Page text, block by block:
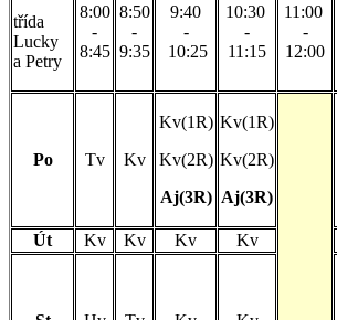
třída
Lucky
a Petry
8:00
-
8:45
8:50
-
9:35
9:40
-
10:25
10:30
-
11:15
11:00
-
12:00
Po Tv Kv
Kv(1R)
Kv(2R)
Aj(3R)
Kv(1R)
Kv(2R)
Aj(3R)
Út Kv Kv Kv Kv